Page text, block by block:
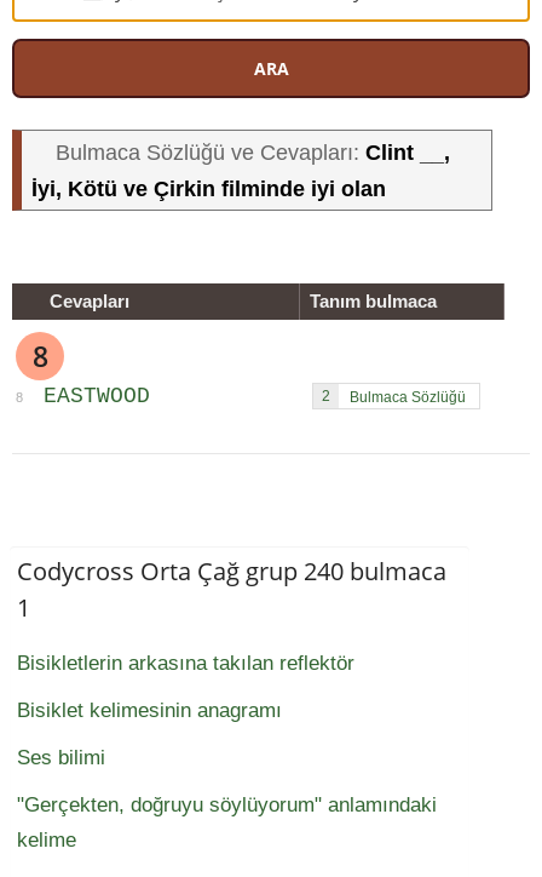
ARA
Bulmaca Sözlüğü ve Cevapları: Clint __,
İyi, Kötü ve Çirkin filminde iyi olan
Cevapları Tanım bulmaca
8
8 EASTWOOD 2
Codycross Orta Çağ grup 240 bulmaca
1
Bisikletlerin arkasına takılan reflektör
Bisiklet kelimesinin anagramı
Ses bilimi
"Gerçekten, doğruyu söylüyorum" anlamındaki
kelime